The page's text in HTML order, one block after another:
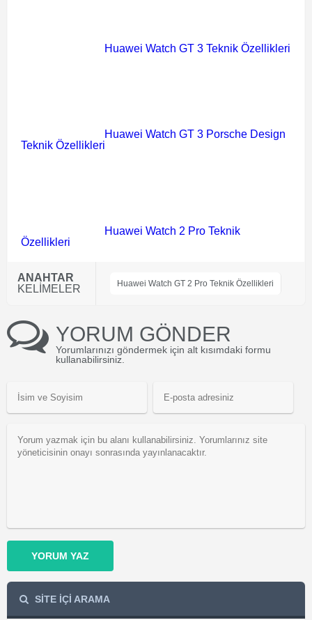
Huawei Watch GT 3 Teknik Özellikleri
Huawei Watch GT 3 Porsche Design
Teknik Özellikleri
Huawei Watch 2 Pro Teknik
Özellikleri
ANAHTAR
KELİMELER
Huawei Watch GT 2 Pro Teknik Özellikleri
YORUM GÖNDER
Yorumlarınızı göndermek için alt kısımdaki formu
kullanabilirsiniz.
YORUM YAZ
SİTE İÇİ ARAMA